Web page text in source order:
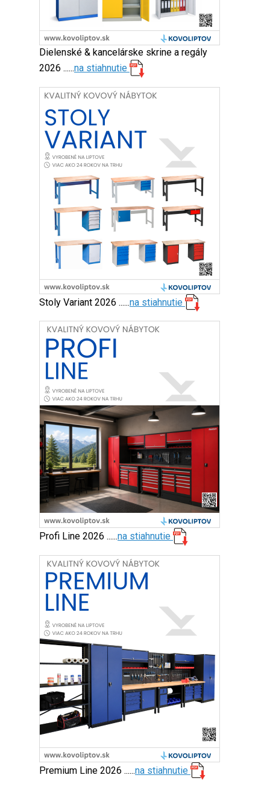
Dielenské & kancelárske skrine a regály
2026 ......na stiahnutie
Stoly Variant 2026 ......na stiahnutie
Profi Line 2026 ......na stiahnutie
Premium Line 2026 ......na stiahnutie